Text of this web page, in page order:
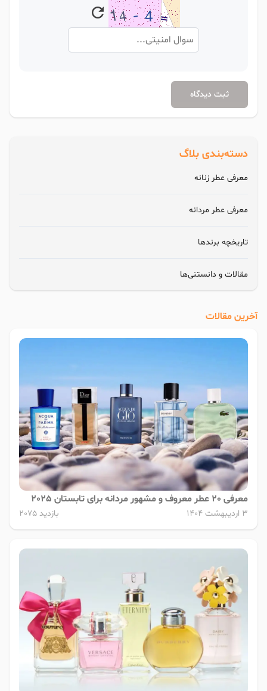
دسته‌بندی بلاگ
معرفی عطر زنانه
معرفی عطر مردانه
تاریخچه برندها
مقالات و دانستنی‌ها
آخرین مقالات
معرفی 20 عطر معروف و مشهور مردانه برای تابستان 2025
3 اردیبهشت 1404 بازدید 2075
ثبت دیدگاه